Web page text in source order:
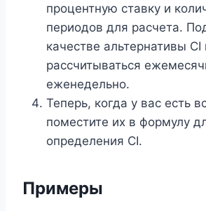
процентную ставку и
периодов для расчета.
качестве альтернативы
рассчитываться
еженедельно.
Теперь, когда у вас есть
поместите их в формулу
определения CI.
Примеры